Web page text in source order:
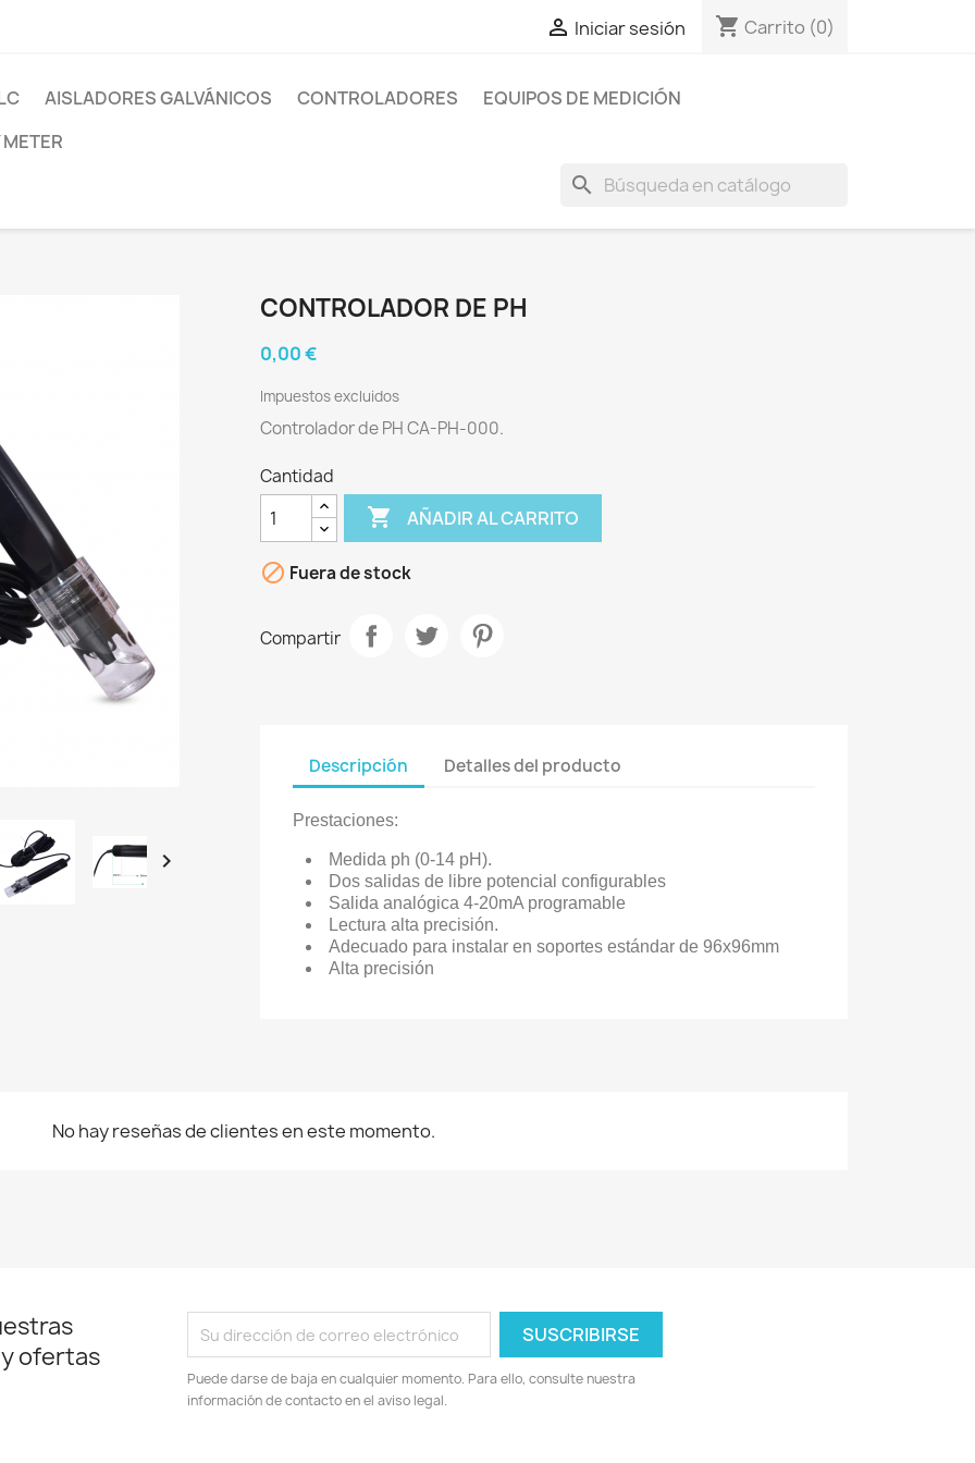
 Iniciar sesión shopping_cart Carrito (0)
AISLADORES GALVÁNICOS CONTROLADORES
EQUIPOS DE MEDICIÓN
search

CONTROLADOR DE PH
0,00 €
Impuestos excluidos
Controlador de PH CA-PH-000.
Cantidad
 AÑADIR AL CARRITO
 Fuera de stock
Compartir
Descripción Detalles del producto
Prestaciones:
Medida ph (0-14 pH).
Dos salidas de libre potencial configurables
Salida analógica 4-20mA programable
Lectura alta precisión.
Adecuado para instalar en soportes estándar de 96x96mm
Alta precisión
No hay reseñas de clientes en este momento.
ofertas
Puede darse de baja en cualquier momento. Para ello, consulte nuestra
información de contacto en el aviso legal.